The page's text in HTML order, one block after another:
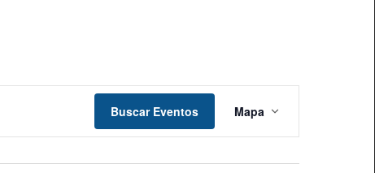
Buscar Eventos
de
Evento
Mapa